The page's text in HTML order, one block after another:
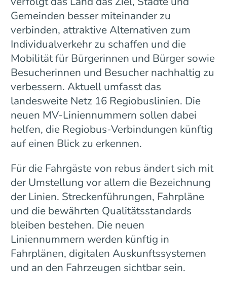
Gemeinden besser miteinander zu
verbinden, attraktive Alternativen zum
Individualverkehr zu schaffen und die
Mobilität für Bürgerinnen und Bürger sowie
Besucherinnen und Besucher nachhaltig zu
verbessern. Aktuell umfasst das
landesweite Netz 16 Regiobuslinien. Die
neuen MV-Liniennummern sollen dabei
helfen, die Regiobus-Verbindungen künftig
auf einen Blick zu erkennen.
Für die Fahrgäste von rebus ändert sich mit
der Umstellung vor allem die Bezeichnung
der Linien. Streckenführungen, Fahrpläne
und die bewährten Qualitätsstandards
bleiben bestehen. Die neuen
Liniennummern werden künftig in
Fahrplänen, digitalen Auskunftssystemen
und an den Fahrzeugen sichtbar sein.